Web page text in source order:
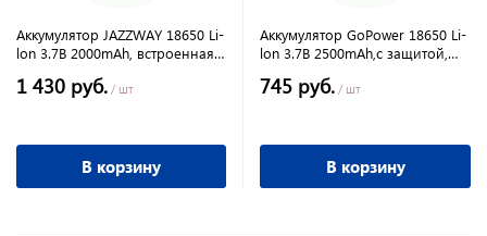
Аккумулятор JAZZWAY 18650 Li-
lon 3.7B 2000mAh, встроенная
1 430 руб. / шт
В корзину
Аккумулятор GoPower 18650 Li-
lon 3.7B 2500mAh,с защитой,
745 руб. / шт
В корзину